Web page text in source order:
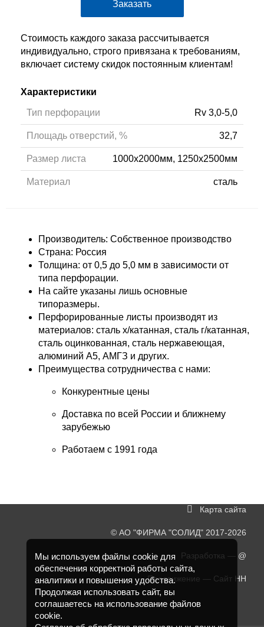
Заказать
Стоимость каждого заказа рассчитывается
индивидуально, строго привязана к требованиям,
включает систему скидок постоянным клиентам!
Характеристики
Тип перфорации Rv 3,0-5,0
Площадь отверстий, % 32,7
Размер листа 1000x2000мм, 1250x2500мм
Материал сталь
Производитель: Собственное производство
Страна: Россия
Толщина: от 0,5 до 5,0 мм в зависимости от
типа перфорации.
На сайте указаны лишь основные
типоразмеры.
Перфорированные листы производят из
материалов: сталь х/катанная, сталь г/катанная,
сталь оцинкованная, сталь нержавеющая,
алюминий А5, АМГЗ и других.
Преимущества сотрудничества с нами:
Конкурентные цены
Доставка по всей России и ближнему
зарубежью
Работаем с 1991 года
Карта сайта
© АО "ФИРМА "СОЛИД" 2017-2026
Разработка — @
Продвижение — Сайт НН
Мы используем файлы cookie для
обеспечения корректной работы сайта,
аналитики и повышения удобства.
Продолжая использовать сайт, вы
соглашаетесь на использование файлов
cookie.